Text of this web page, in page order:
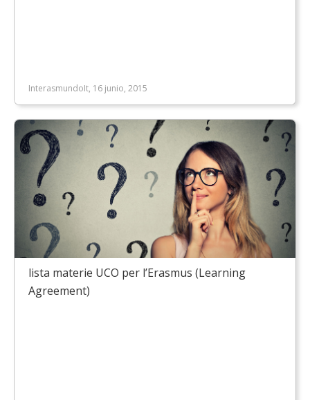
InterasmundoIt, 16 junio, 2015
lista materie UCO per l’Erasmus (Learning
Agreement)